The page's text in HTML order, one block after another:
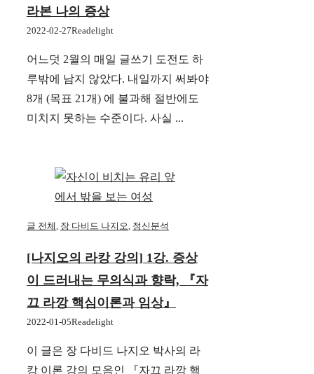
라본 나의 증상
2022-02-27Readelight
어느덧 2월의 매일 글쓰기 도전도 하
루밖에 남지 않았다. 내일까지 써봐야
8개 (목표 21개) 에 불과해 절반에도
미치지 못하는 수준이다. 사실 ...
글 전체 장 다비드 나지오 정신분석
[나지오의 라캉 강의] 1강. 증상
이 드러내는 무의식과 향락, 『자
끄 라깡 핵심이론과 임상』
2022-01-05Readelight
이 글은 장 다비드 나지오 박사의 라
캉 이론 강의 모음인 『자끄 라깡 핵